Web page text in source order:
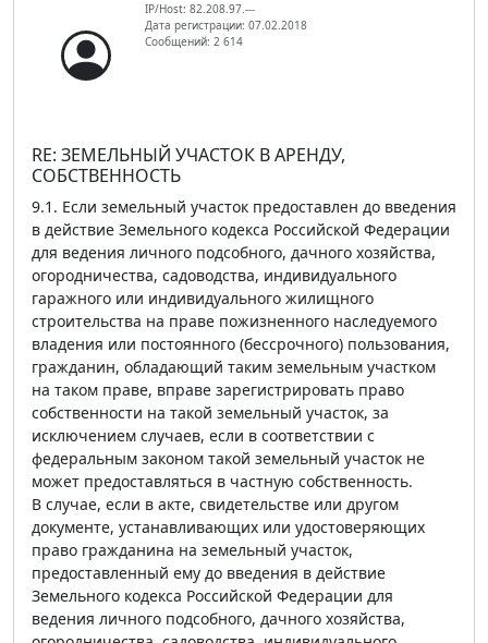
IP/Host: 82.208.97.---
Дата регистрации: 07.02.2018
Сообщений: 2 614
RE: ЗЕМЕЛЬНЫЙ УЧАСТОК В АРЕНДУ,
СОБСТВЕННОСТЬ
9.1. Если земельный участок предоставлен до введения
в действие Земельного кодекса Российской Федерации
для ведения личного подсобного, дачного хозяйства,
огородничества, садоводства, индивидуального
гаражного или индивидуального жилищного
строительства на праве пожизненного наследуемого
владения или постоянного (бессрочного) пользования,
гражданин, обладающий таким земельным участком
на таком праве, вправе зарегистрировать право
собственности на такой земельный участок, за
исключением случаев, если в соответствии с
федеральным законом такой земельный участок не
может предоставляться в частную собственность.
В случае, если в акте, свидетельстве или другом
документе, устанавливающих или удостоверяющих
право гражданина на земельный участок,
предоставленный ему до введения в действие
Земельного кодекса Российской Федерации для
ведения личного подсобного, дачного хозяйства,